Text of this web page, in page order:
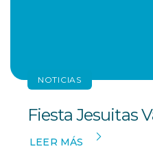
NOTICIAS
Fiesta Jesuitas
LEER MÁS